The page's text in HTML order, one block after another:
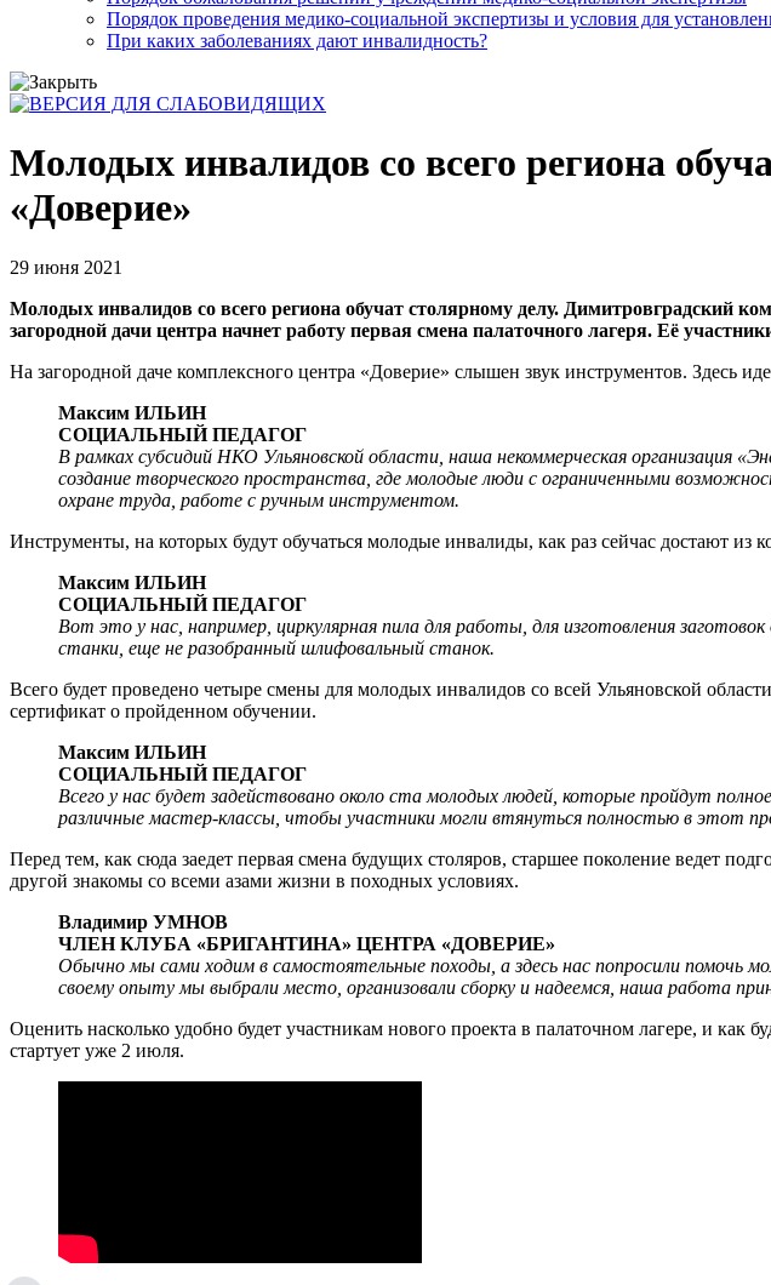
Порядок проведения медико-социальной экспертизы и условия для
При каких заболеваниях дают инвалидность?
Молодых инвалидов со всего региона
«Доверие»
29 июня 2021
Молодых инвалидов со всего региона обучат столярному делу. Димитровградский
загородной дачи центра начнет работу первая смена палаточного лагеря. Её
На загородной даче комплексного центра «Доверие» слышен звук инструментов. Здесь
Максим ИЛЬИН
СОЦИАЛЬНЫЙ ПЕДАГОГ
В рамках субсидий НКО Ульяновской области, наша некоммерческая организация
создание творческого пространства, где молодые люди с ограниченными
охране труда, работе с ручным инструментом.
Инструменты, на которых будут обучаться молодые инвалиды, как раз сейчас достают из
Максим ИЛЬИН
СОЦИАЛЬНЫЙ ПЕДАГОГ
Вот это у нас, например, циркулярная пила для работы, для изготовления
станки, еще не разобранный шлифовальный станок.
Всего будет проведено четыре смены для молодых инвалидов со всей Ульяновской
сертификат о пройденном обучении.
Максим ИЛЬИН
СОЦИАЛЬНЫЙ ПЕДАГОГ
Всего у нас будет задействовано около ста молодых людей, которые пройдут
различные мастер-классы, чтобы участники могли втянуться полностью в этот
Перед тем, как сюда заедет первая смена будущих столяров, старшее поколение ведет
другой знакомы со всеми азами жизни в походных условиях.
Владимир УМНОВ
ЧЛЕН КЛУБА «БРИГАНТИНА» ЦЕНТРА «ДОВЕРИЕ»
Обычно мы сами ходим в самостоятельные походы, а здесь нас попросили помочь
своему опыту мы выбрали место, организовали сборку и надеемся, наша работа
Оценить насколько удобно будет участникам нового проекта в палаточном лагере, и как
стартует уже 2 июля.